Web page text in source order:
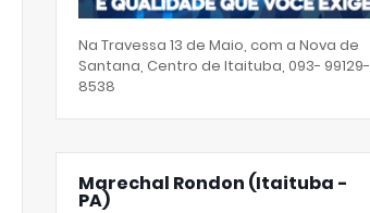
Na Travessa 13 de Maio, com a Nova de
Santana, Centro de Itaituba, 093- 99129-
8538
Marechal Rondon (Itaituba -
PA)